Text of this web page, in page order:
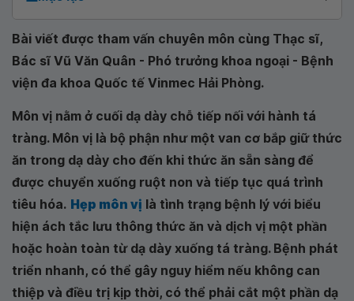
Bài viết được tham vấn chuyên môn cùng Thạc sĩ,
Bác sĩ Vũ Văn Quân - Phó trưởng khoa ngoại - Bệnh
viện đa khoa Quốc tế Vinmec Hải Phòng.
Môn vị nằm ở cuối dạ dày chỗ tiếp nối với hành tá
tràng. Môn vị là bộ phận như một van cơ bắp giữ thức
ăn trong dạ dày cho đến khi thức ăn sẵn sàng để
được chuyển xuống ruột non và tiếp tục quá trình
tiêu hóa. Hẹp môn vị là tình trạng bệnh lý với biểu
hiện ách tắc lưu thông thức ăn và dịch vị một phần
hoặc hoàn toàn từ dạ dày xuống tá tràng. Bệnh phát
triển nhanh, có thể gây nguy hiểm nếu không can
thiệp và điều trị kịp thời, có thể phải cắt một phần dạ